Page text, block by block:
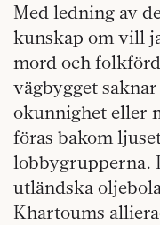
Med ledning av
kunskap om vill
mord och
vägbygget
okunnighet eller
föras bakom
lobbygrupperna.
utländska
Khartoums